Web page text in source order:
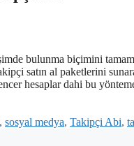
bulunma biçimini
satın al paketlerini
hesaplar dahi bu
, sosyal medya, Takipçi Abi,